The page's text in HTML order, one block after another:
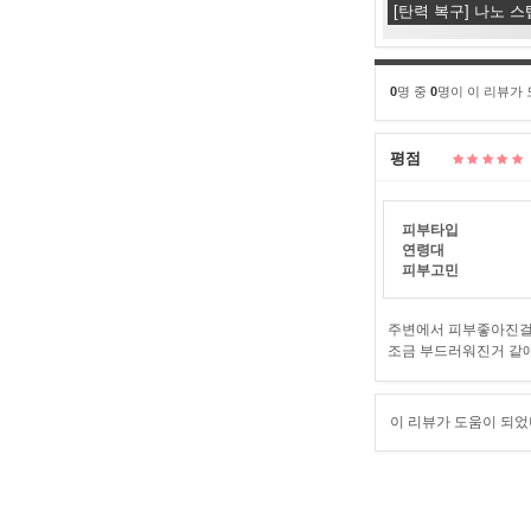
[탄력 복구] 나노
0명 중 0명이 이 리뷰가
평점
피부타입
연령대
피부고민
주변에서 피부좋아진
조금 부드러워진거 같
이 리뷰가 도움이 되